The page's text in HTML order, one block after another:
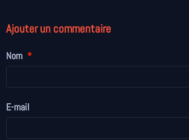
Ajouter un commentaire
Nom
E-mail